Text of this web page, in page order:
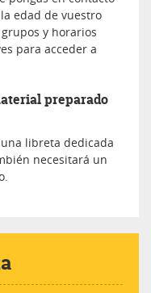
edad de vuestro
y horarios
para acceder a
preparado
libreta dedicada
necesitará un